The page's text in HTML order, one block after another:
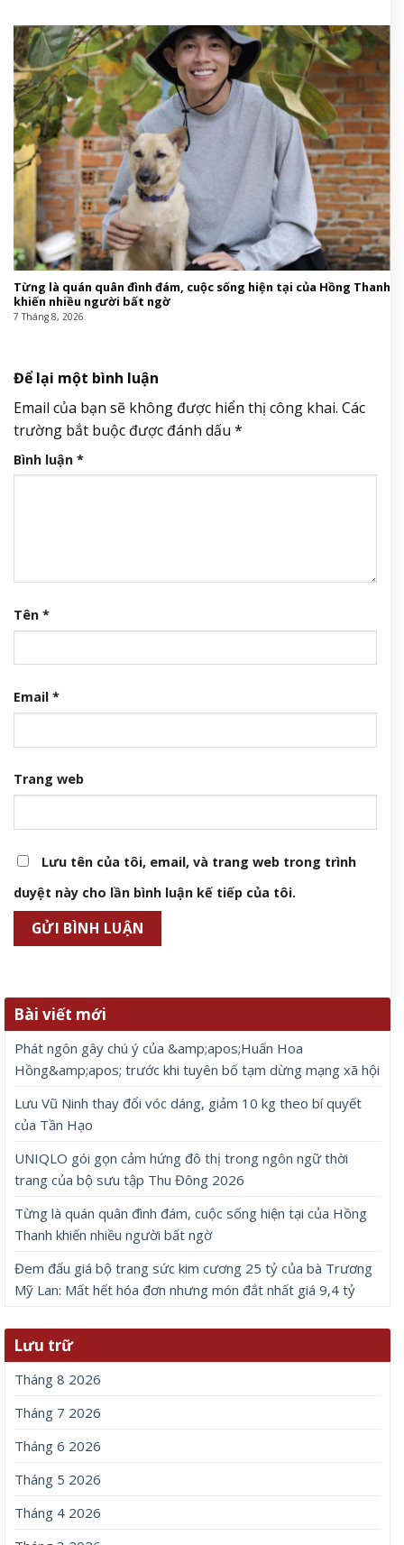
Từng là quán quân đình đám, cuộc sống hiện tại của Hồng Thanh
khiến nhiều người bất ngờ
7 Tháng 8, 2026
Để lại một bình luận
Email của bạn sẽ không được hiển thị công khai. Các
trường bắt buộc được đánh dấu *
Bình luận *
Tên *
Email *
Trang web
Lưu tên của tôi, email, và trang web trong trình
duyệt này cho lần bình luận kế tiếp của tôi.
Bài viết mới
Phát ngôn gây chú ý của &amp;apos;Huấn Hoa
Hồng&amp;apos; trước khi tuyên bố tạm dừng mạng xã hội
Lưu Vũ Ninh thay đổi vóc dáng, giảm 10 kg theo bí quyết
của Tần Hạo
UNIQLO gói gọn cảm hứng đô thị trong ngôn ngữ thời
trang của bộ sưu tập Thu Đông 2026
Từng là quán quân đình đám, cuộc sống hiện tại của Hồng
Thanh khiến nhiều người bất ngờ
Đem đấu giá bộ trang sức kim cương 25 tỷ của bà Trương
Mỹ Lan: Mất hết hóa đơn nhưng món đắt nhất giá 9,4 tỷ
Lưu trữ
Tháng 8 2026
Tháng 7 2026
Tháng 6 2026
Tháng 5 2026
Tháng 4 2026